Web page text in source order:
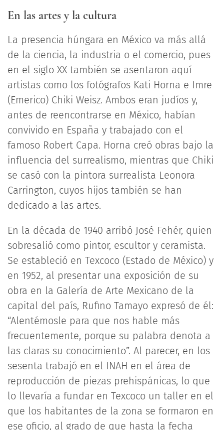
En las artes y la cultura
La presencia húngara en México va más allá
de la ciencia, la industria o el comercio, pues
en el siglo XX también se asentaron aquí
artistas como los fotógrafos Kati Horna e Imre
(Emerico) Chiki Weisz. Ambos eran judíos y,
antes de reencontrarse en México, habían
convivido en España y trabajado con el
famoso Robert Capa. Horna creó obras bajo la
influencia del surrealismo, mientras que Chiki
se casó con la pintora surrealista Leonora
Carrington, cuyos hijos también se han
dedicado a las artes.
En la década de 1940 arribó José Fehér, quien
sobresalió como pintor, escultor y ceramista.
Se estableció en Texcoco (Estado de México) y
en 1952, al presentar una exposición de su
obra en la Galería de Arte Mexicano de la
capital del país, Rufino Tamayo expresó de él:
“Alentémosle para que nos hable más
frecuentemente, porque su palabra denota a
las claras su conocimiento”. Al parecer, en los
sesenta trabajó en el INAH en el área de
reproducción de piezas prehispánicas, lo que
lo llevaría a fundar en Texcoco un taller en el
que los habitantes de la zona se formaron en
ese oficio, al grado de que hasta la fecha